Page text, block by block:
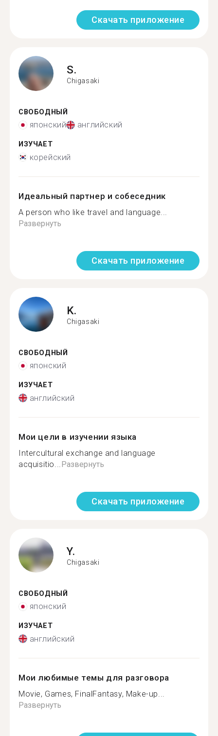
Скачать приложение
S.
Chigasaki
СВОБОДНЫЙ
японский английский
ИЗУЧАЕТ
корейский
Идеальный партнер и собеседник
A person who like travel and language...
Развернуть
Скачать приложение
K.
Chigasaki
СВОБОДНЫЙ
японский
ИЗУЧАЕТ
английский
Мои цели в изучении языка
Intercultural exchange and language
acquisitio... Развернуть
Скачать приложение
Y.
Chigasaki
СВОБОДНЫЙ
японский
ИЗУЧАЕТ
английский
Мои любимые темы для разговора
Movie, Games, FinalFantasy, Make-up...
Развернуть